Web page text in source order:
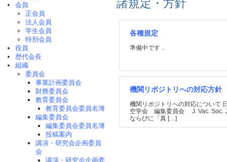
諸規定・方針
各種規定
準備中です．
機関リポジトリへの対応方針
機関リポジトリへの対応について
空学会 編集委員会 J. Vac. Soc.
ならびに「真 […]
会員
正会員
法人会員
学生会員
特別会員
役員
歴代会長
組織
委員会
事業計画委員会
財務委員会
教育委員会
教育委員会委員名簿
編集委員会
編集委員会委員名簿
投稿案内
講演・研究会企画委員
会
講演・研究会企画委